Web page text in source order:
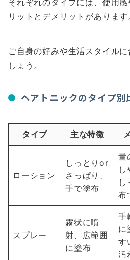
リットとデメリットがあります
ご自身の好みや生活スタイル
しょう。
ヘアトニックのタイプ別
タイプ 主な特徴
ローション
しっとりor
さっぱり、
手で塗布
量
し
し
布
スプレー
霧状に噴
射、広範囲
に塗布
手
に
す
汚